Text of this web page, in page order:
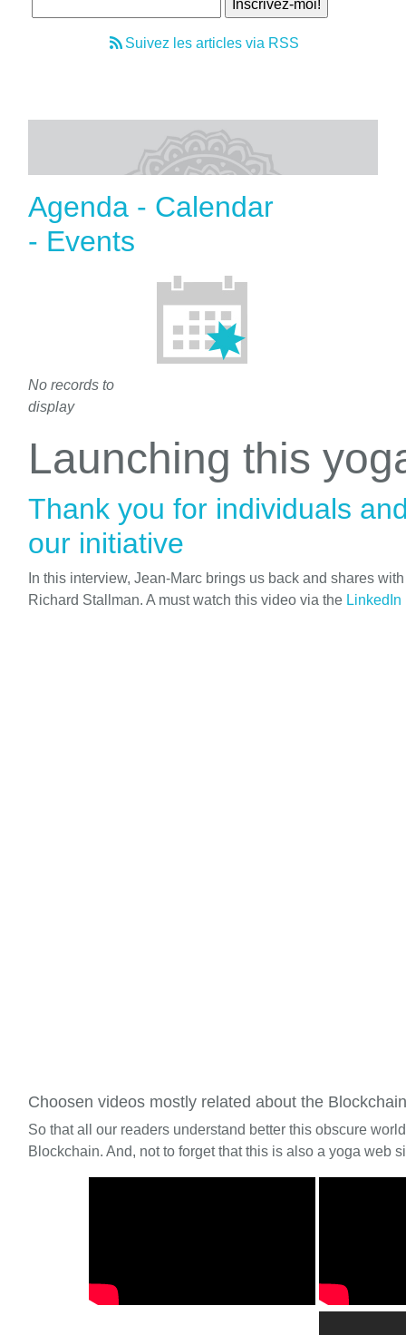
Suivez les articles via RSS
Agenda - Calendar
- Events
No records to
display
Launching this
Thank you for individuals
our initiative
In this interview, Jean-Marc brings us back and shares
Richard Stallman. A must watch this video via the LinkedIn
Choosen videos mostly related about the Blockchain
So that all our readers understand better this obscure
Blockchain. And, not to forget that this is also a yoga web